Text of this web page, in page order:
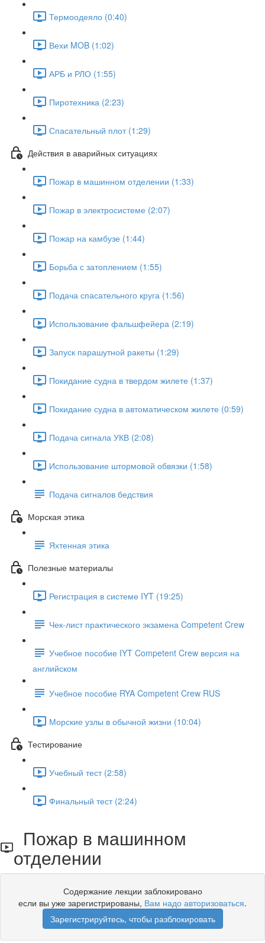
Термоодеяло (0:40)
Вехи MOB (1:02)
АРБ и РЛО (1:55)
Пиротехника (2:23)
Спасательный плот (1:29)
Действия в аварийных ситуациях
Пожар в машинном отделении (1:33)
Пожар в электросистеме (2:07)
Пожар на камбузе (1:44)
Борьба с затоплением (1:55)
Подача спасательного круга (1:56)
Использование фальшфейера (2:19)
Запуск парашутной ракеты (1:29)
Покидание судна в твердом жилете (1:37)
Покидание судна в автоматическом жилете (0:59)
Подача сигнала УКВ (2:08)
Использование штормовой обвязки (1:58)
Подача сигналов бедствия
Морская этика
Яхтенная этика
Полезные материалы
Регистрация в системе IYT (19:25)
Чек-лист практического экзамена Competent Crew
Учебное пособие IYT Competent Crew версия на
английском
Учебное пособие RYA Competent Crew RUS
Морские узлы в обычной жизни (10:04)
Тестирование
Учебный тест (2:58)
Финальный тест (2:24)
Пожар в машинном
отделении
Содержание лекции заблокировано
если вы уже зарегистрированы, Вам надо авторизоваться.
Зарегистрируйтесь, чтобы разблокировать